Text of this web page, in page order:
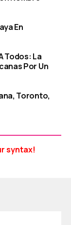
En
Todos: La
Por Un
Toronto,
syntax!